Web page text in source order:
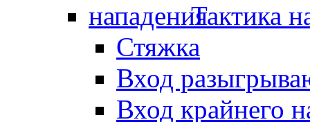
Тактика
Стяжка
Вход
Вход крайнего